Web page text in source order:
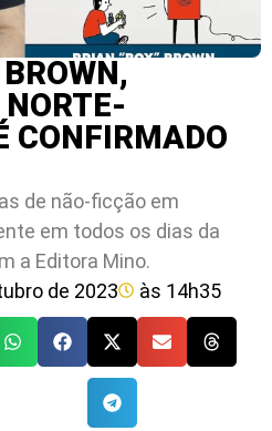
CONFIRMADO
de não-ficção em
em todos os dias da
a Editora Mino.
de 2023 às 14h35